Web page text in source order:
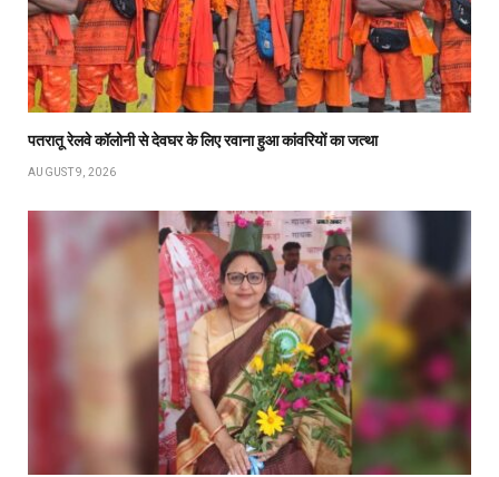
पतरातू रेलवे कॉलोनी से देवघर के लिए रवाना हुआ कांवरियों का जत्था
AUGUST 9, 2026